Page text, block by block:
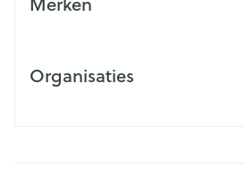
Organisaties